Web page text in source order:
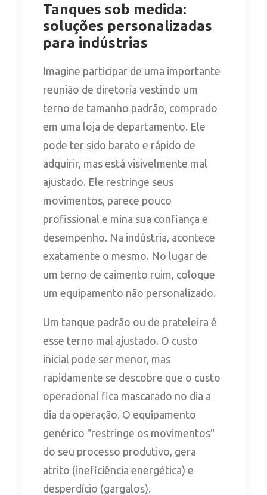
Tanques sob medida:
soluções personalizadas
para indústrias
Imagine participar de uma importante
reunião de diretoria vestindo um
terno de tamanho padrão, comprado
em uma loja de departamento. Ele
pode ter sido barato e rápido de
adquirir, mas está visivelmente mal
ajustado. Ele restringe seus
movimentos, parece pouco
profissional e mina sua confiança e
desempenho. Na indústria, acontece
exatamente o mesmo. No lugar de
um terno de caimento ruim, coloque
um equipamento não personalizado.
Um tanque padrão ou de prateleira é
esse terno mal ajustado. O custo
inicial pode ser menor, mas
rapidamente se descobre que o custo
operacional fica mascarado no dia a
dia da operação. O equipamento
genérico "restringe os movimentos"
do seu processo produtivo, gera
atrito (ineficiência energética) e
desperdício (gargalos).